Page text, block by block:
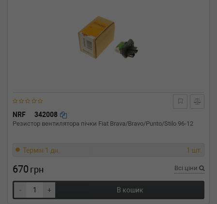
NRF 342008
Резистор вентилятора пічки Fiat Brava/Bravo/Punto/Stilo 96-12
Термін 1 дн. 1 шт.
670 грн Всі ціни
- + В кошик